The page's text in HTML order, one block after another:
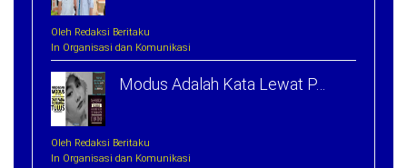
Oleh Redaksi Beritaku
In Organisasi dan Komunikasi
Modus Adalah Kata Lewat P…
Oleh Redaksi Beritaku
In Organisasi dan Komunikasi